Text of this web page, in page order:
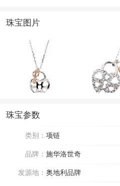
珠宝图片
珠宝参数
类别： 项链
品牌： 施华洛世奇
发源地： 奥地利品牌